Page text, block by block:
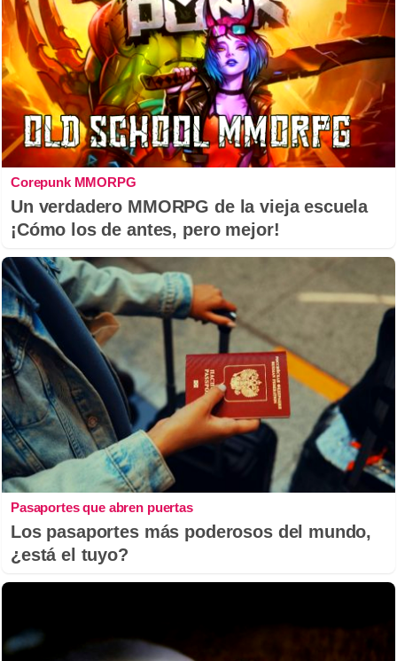
Corepunk MMORPG
Un verdadero MMORPG de la vieja escuela
¡Cómo los de antes, pero mejor!
Pasaportes que abren puertas
Los pasaportes más poderosos del mundo,
¿está el tuyo?